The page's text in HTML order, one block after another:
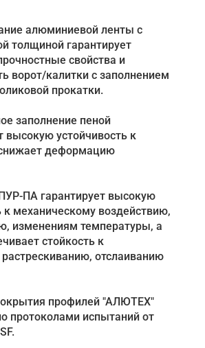
алюминиевой ленты с
толщиной гарантирует
свойства и
ворот/калитки с заполнением
прокатки.
заполнение пеной
высокую устойчивость к
деформацию
ПА гарантирует высокую
к механическому воздействию,
изменениям температуры, а
стойкость к
отслаиванию
профилей "АЛЮТЕХ"
протоколами испытаний от